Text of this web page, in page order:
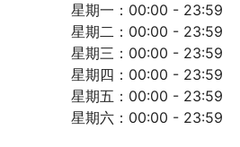
星期一：00:00 - 23:59
星期二：00:00 - 23:59
星期三：00:00 - 23:59
星期四：00:00 - 23:59
星期五：00:00 - 23:59
星期六：00:00 - 23:59